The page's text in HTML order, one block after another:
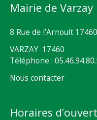
Mairie de Varzay
8 Rue de l’Arnoult 17460
VARZAY 17460
Téléphone :
Nous contacter
Horaires